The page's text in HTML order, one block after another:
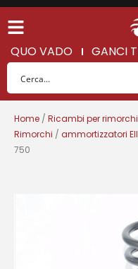
QUO VADO GANCI
Home / Ricambi per
Rimorchi / ammortizzatori
750